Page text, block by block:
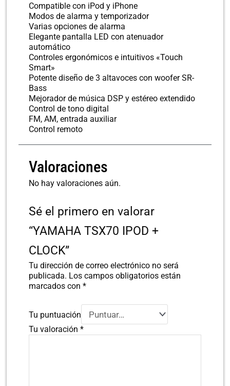
Compatible con iPod y iPhone
Modos de alarma y temporizador
Varias opciones de alarma
Elegante pantalla LED con atenuador
automático
Controles ergonómicos e intuitivos «Touch
Smart»
Potente diseño de 3 altavoces con woofer SR-
Bass
Mejorador de música DSP y estéreo extendido
Control de tono digital
FM, AM, entrada auxiliar
Control remoto
Valoraciones
No hay valoraciones aún.
Sé el primero en valorar
“YAMAHA TSX70 IPOD +
CLOCK”
Tu dirección de correo electrónico no será
publicada. Los campos obligatorios están
marcados con*
Tu puntuación
Tu valoración*